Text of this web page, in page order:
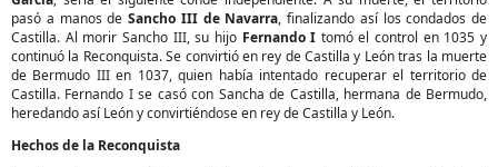
pasó a manos de Sancho III de Navarra, finalizando así los condados de
Castilla. Al morir Sancho III, su hijo Fernando I tomó el control en 1035 y
continuó la Reconquista. Se convirtió en rey de Castilla y León tras la muerte
de Bermudo III en 1037, quien había intentado recuperar el territorio de
Castilla. Fernando I se casó con Sancha de Castilla, hermana de Bermudo,
heredando así León y convirtiéndose en rey de Castilla y León.
Hechos de la Reconquista